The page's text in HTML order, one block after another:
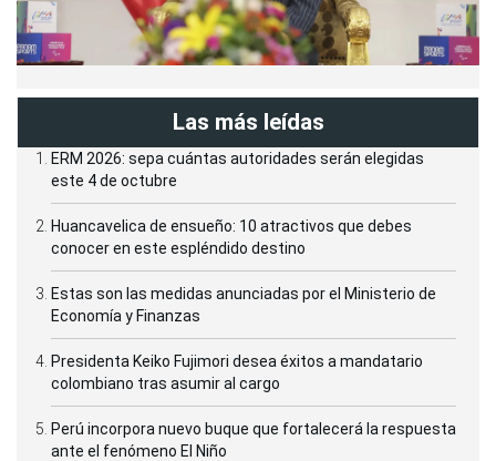
Las más leídas
ERM 2026: sepa cuántas autoridades serán elegidas
este 4 de octubre
Huancavelica de ensueño: 10 atractivos que debes
conocer en este espléndido destino
Estas son las medidas anunciadas por el Ministerio de
Economía y Finanzas
Presidenta Keiko Fujimori desea éxitos a mandatario
colombiano tras asumir al cargo
Perú incorpora nuevo buque que fortalecerá la respuesta
ante el fenómeno El Niño